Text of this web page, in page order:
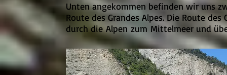
Unten angekommen befinden wir uns
Route des Grandes Alpes. Die Route
durch die Alpen zum Mittelmeer und